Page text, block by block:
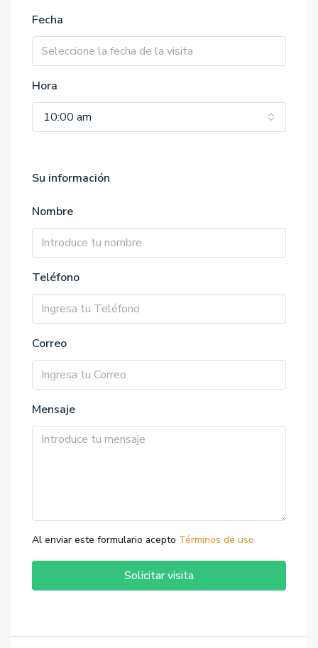
Fecha
Hora
10:00 am
Su información
Nombre
Teléfono
Correo
Mensaje
Al enviar este formulario acepto Términos de uso
Solicitar visita